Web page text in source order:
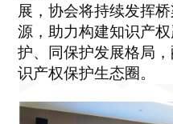
展，协会将持续发挥
源，助力构建知识产
护、同保护发展格局
识产权保护生态圈。